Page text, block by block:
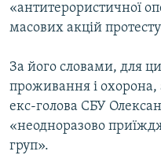
«антитерористичної
масових акцій
За його словами, для
проживання і охорона,
екс-голова СБУ
«неодноразово
груп».